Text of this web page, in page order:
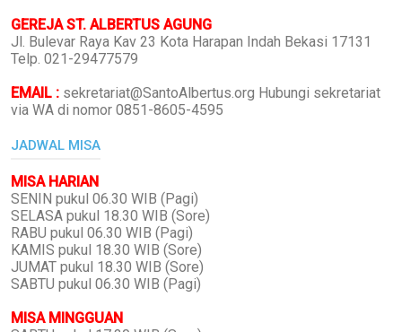
GEREJA ST. ALBERTUS AGUNG
Jl. Bulevar Raya Kav 23 Kota Harapan Indah Bekasi 17131
Telp. 021-29477579
EMAIL : sekretariat@SantoAlbertus.org Hubungi sekretariat
via WA di nomor 0851-8605-4595
JADWAL MISA
MISA HARIAN
SENIN pukul 06.30 WIB (Pagi)
SELASA pukul 18.30 WIB (Sore)
RABU pukul 06.30 WIB (Pagi)
KAMIS pukul 18.30 WIB (Sore)
JUMAT pukul 18.30 WIB (Sore)
SABTU pukul 06.30 WIB (Pagi)
MISA MINGGUAN